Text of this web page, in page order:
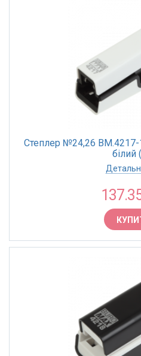
Степлер №24,26
білий